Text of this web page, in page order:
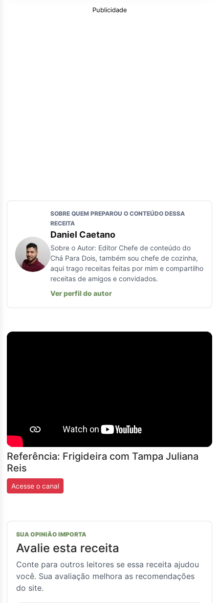
Publicidade
SOBRE QUEM PREPAROU O CONTEÚDO DESSA
RECEITA
Daniel Caetano
Sobre o Autor: Editor Chefe de conteúdo do
Chá Para Dois, também sou chefe de cozinha,
aqui trago receitas feitas por mim e compartilho
receitas de amigos e convidados.
Ver perfil do autor
Referência: Frigideira com Tampa Juliana
Reis
Acesse o canal
SUA OPINIÃO IMPORTA
Avalie esta receita
Conte para outros leitores se essa receita ajudou
você. Sua avaliação melhora as recomendações
do site.